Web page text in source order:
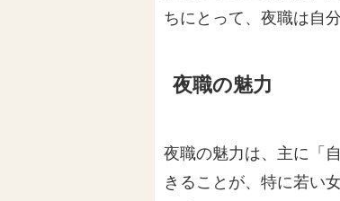
ちにとって、夜職は自
夜職の魅力
夜職の魅力は、主に「
きることが、特に若い